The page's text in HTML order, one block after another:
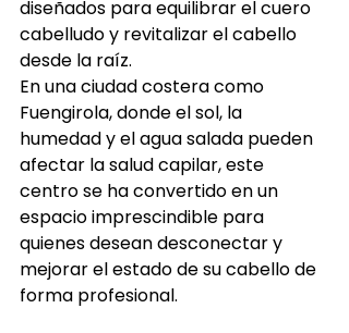
diseñados para equilibrar el cuero
cabelludo y revitalizar el cabello
desde la raíz.
En una ciudad costera como
Fuengirola, donde el sol, la
humedad y el agua salada pueden
afectar la salud capilar, este
centro se ha convertido en un
espacio imprescindible para
quienes desean desconectar y
mejorar el estado de su cabello de
forma profesional.